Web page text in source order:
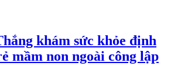
khám sức khỏe định
mầm non ngoài công lập